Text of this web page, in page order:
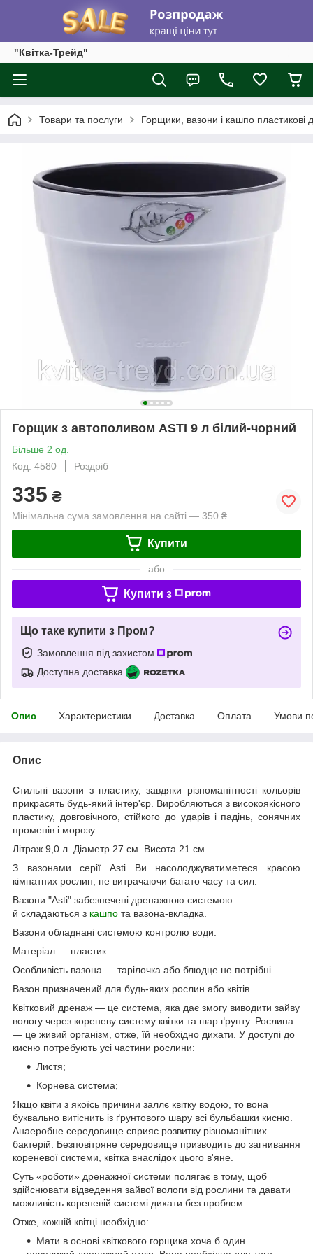
"Квітка-Трейд"
Товари та послуги Горщики, вазони і кашпо пластикові
Горщик з автополивом ASTI 9 л білий-чорний
Більше 2 од.
Код: 4580
Роздріб
335 ₴
Мінімальна сума замовлення на сайті — 350 ₴
Купити
або
Купити з
Що таке купити з Пром?
Замовлення під захистом
Доступна доставка
Опис Характеристики Доставка Оплата Умови
Опис
Стильні вазони з пластику, завдяки різноманітності кольорів
прикрасять будь-який інтер'єр. Виробляються з високоякісного
пластику, довговічного, стійкого до ударів і падінь, сонячних
променів і морозу.
Літраж 9,0 л. Діаметр 27 см. Висота 21 см.
З вазонами серії Asti Ви насолоджуватиметеся красою
кімнатних рослин, не витрачаючи багато часу та сил.
Вазони "Asti" забезпечені дренажною системою
й складаються з кашпо та вазона-вкладка.
Вазони обладнані системою контролю води.
Матеріал — пластик.
Особливість вазона — тарілочка або блюдце не потрібні.
Вазон призначений для будь-яких рослин або квітів.
Квітковий дренаж — це система, яка дає змогу виводити зайву
вологу через кореневу систему квітки та шар ґрунту. Рослина
— це живий організм, отже, їй необхідно дихати. У доступі до
кисню потребують усі частини рослини:
Листя;
Корнева система;
Якщо квіти з якоїсь причини заллє квітку водою, то вона
буквально витіснить із ґрунтового шару всі бульбашки кисню.
Анаеробне середовище сприяє розвитку різноманітних
бактерій. Безповітряне середовище призводить до загнивання
кореневої системи, квітка внаслідок цього в'яне.
Суть «роботи» дренажної системи полягає в тому, щоб
здійснювати відведення зайвої вологи від рослини та давати
можливість кореневій системі дихати без проблем.
Отже, кожній квітці необхідно:
Мати в основі квіткового горщика хоча б один